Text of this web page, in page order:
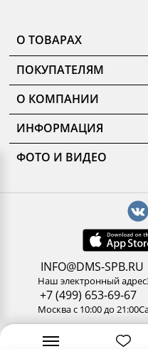
В приложении
Множество товаров
Скачать
О ТОВАРАХ
ТОВАРЫ
КОМНАТЫ
КОЛЛЕКЦИИ
НОВИНКИ
РАСПРОДАЖА
АКЦИИ
ПОКУПАТЕЛЯМ
Как сделать заказ
Оплата
О ценах и скидках
Подарочные сертификаты
Доставка и сборка
Замер помещения
Корпоративным клиентам
Правила и условия
О КОМПАНИИ
Наши салоны
История
Нам доверяют
Новости
Стань партнером ДМС-
Результаты оценки труда
Контакты
ИНФОРМАЦИЯ
Уход за мебелью
Карельский стандарт
Обработка
Пользовательское
ФОТО И ВИДЕО
INFO@DMS-SPB.RU
Наш электронный адрес
+7 (499) 653-69-67
Москва с 10:00 до 21:00